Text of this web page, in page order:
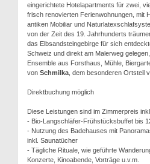
eingerichtete Hotelapartments für zwei,
frisch renovierten Ferienwohnungen, mit
antiken Mobiliar und
von der Zeit des 19. Jahrhunderts
das Elbsandsteingebirge für sich
Schweiz und direkt am Malerweg
Ensemble aus Forsthaus, Mühle,
von Schmilka , dem besonderen Ortsteil
Direktbuchung möglich
Diese Leistungen sind im Zimmerpreis
- Bio-Langschläfer-Frühstücksbuffet bis
- Nutzung des Badehauses mit
inkl. Saunatücher
- Tägliche Rituale, wie geführte
Konzerte, Kinoabende, Vorträge u.v.m.